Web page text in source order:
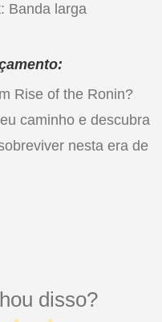
Banda larga
Rise of the Ronin?
caminho e descubra
nesta era de
disso?